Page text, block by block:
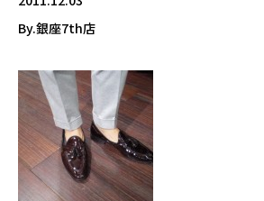
By.銀座7th店